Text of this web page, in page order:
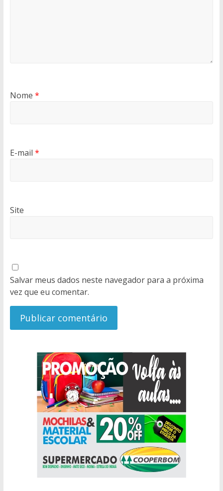
Nome *
E-mail *
Site
Salvar meus dados neste navegador para a próxima
vez que eu comentar.